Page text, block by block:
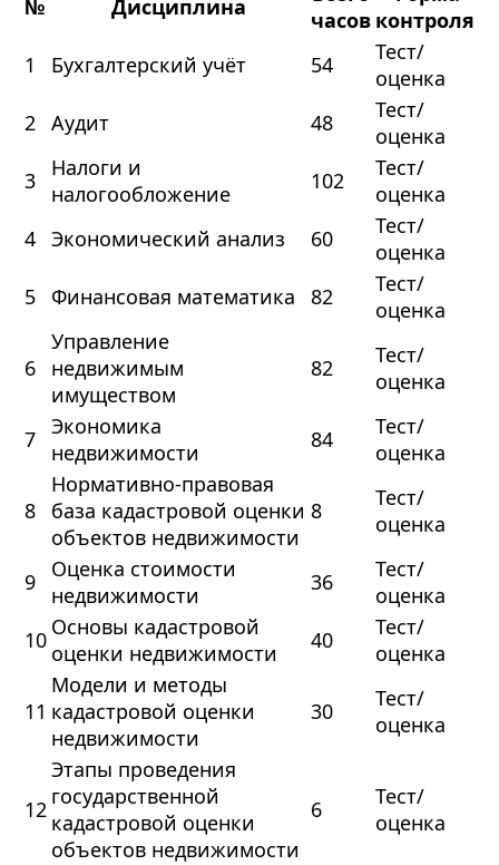
№ Дисциплина
часов контроля
1
Бухгалтерский учёт 54
Тест/
оценка
2 Аудит 48
Тест/
оценка
3
Налоги и
налогообложение
102
Тест/
оценка
4 Экономический анализ 60
Тест/
оценка
5
Финансовая математика 82
Тест/
оценка
6
Управление
недвижимым
имуществом
82
Тест/
оценка
7 Экономика
недвижимости
84
Тест/
оценка
8
Нормативно-правовая
база кадастровой оценки
объектов недвижимости
8
Тест/
оценка
9
Оценка стоимости
недвижимости
36
Тест/
оценка
10 Основы кадастровой
оценки недвижимости
40
Тест/
оценка
11
Модели и методы
кадастровой оценки
недвижимости
30
Тест/
оценка
12
Этапы проведения
государственной
кадастровой оценки
объектов недвижимости
6
Тест/
оценка